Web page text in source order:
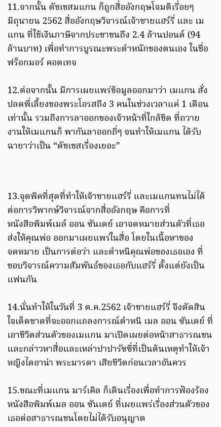
11.จากนั้น ดัชเชสมแกน ก็ถูกสื่ออังกฤษโจมตีเรื่อยๆ
มิถุนายน 2562 สื่ออังกฤษวิจารณ์เจ้าชายแฮร์รี่ และ เม
แกน ที่ใช้เงินภาษีจากประชาชนถึง 2.4 ล้านปอนด์ (94
ล้านบาท) เพื่อทำการบูรณะพระตำหนักของตนเอง ในชื่อ
ฟร็อกมอร์ คอตเทจ
12.ต่อจากนั้น มีการเผยแพร่ข้อมูลออกมาว่า เมแกน สั่ง
ปลดพี่เลี้ยงของพระโอรสถึง 3 คนในช่วงเวลาแค่ 1 เดือน
เท่านั้น รวมถึงการลาออกของเจ้าหน้าที่ใกล้ชิด ที่ถวาย
งานให้เมแกนก็ พากันลาออกถี่ๆ จนทำให้เมแกน ได้รับ
ฉายาว่าเป็น “ดัชเชสเรื่องเยอะ”
13.จุดพีคที่สุดที่ทำให้เจ้าชายแฮร์รี่ และเมแกนทนไม่ได้
ต่อการวิพากษ์วิจารณ์จากสื่ออังกฤษ คือการที่
หนังสือพิมพ์เมล์ ออน ซันเดย์ เอาจดหมายส่วนตัวที่เธอ
ส่งให้คุณพ่อ ออกมาเผยแพร่ในสื่อ โดยในเนื้อหาของ
จดหมาย เป็นการต่อว่า และตำหนิคุณพ่อของเธอเอง ที่
ชอบวิจารณ์ความสัมพันธ์ของเธอกับแฮร์รี่ ตั้งแต่ยังเป็น
แฟนกัน
14.นั่นทำให้ในวันที่ 3 ต.ค.2562 เจ้าชายแฮร์รี่ จึงตัดสิน
ใจเด็ดขาดที่จะออกแถลงการณ์ตำหนิ เมล ออน ซันเดย์ ที่
เอาชีวิตส่วนตัวของเมแกน มาเปิดเผยต่อหน้าสาธารณชน
และกล่าวหาสื่อและเหล่าปาปารัซซี่ที่เป็นต้นเหตุทำให้เจ้า
หญิงไดอาน่า พระมารดา เสียชีวิตก่อนเวลาอันควร
15.ขณะที่เมแกน มาร์เคิล ก็เดินเรื่องเพื่อทำการฟ้องร้อง
หนังสือพิมพ์เมล ออน ซันเดย์ ที่เผยแพร่เรื่องส่วนตัวของ
เธอต่อสาธารณชนโดยไม่ได้รับอนุญาต